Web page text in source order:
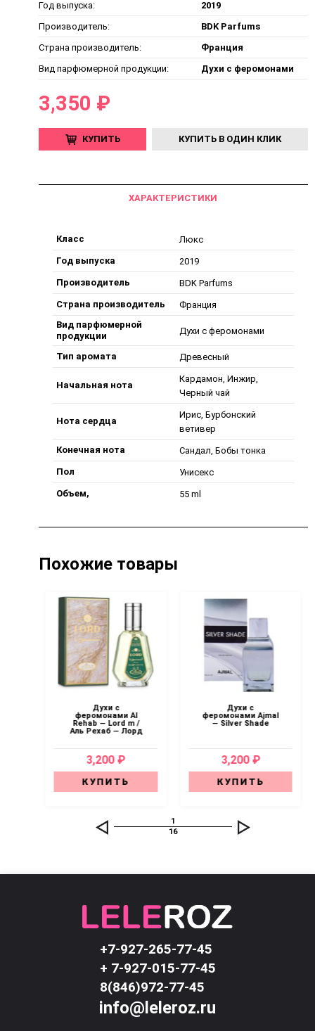
Год выпуска:
2019
Производитель:
BDK Parfums
Страна производитель:
Франция
Вид парфюмерной продукции:
Духи с феромонами
3,350 ₽
КУПИТЬ КУПИТЬ В ОДИН КЛИК
ХАРАКТЕРИСТИКИ
Класс
Люкс
Год выпуска
2019
Производитель
BDK Parfums
Страна производитель
Франция
Вид парфюмерной
продукции
Духи с феромонами
Тип аромата Древесный
Начальная нота
Кардамон, Инжир,
Черный чай
Нота сердца
Ирис, Бурбонский
ветивер
Конечная нота
Сандал, Бобы тонка
Пол
Унисекс
Объем,
55 ml
Похожие товары
Духи с
феромонами Al
Rehab — Lord m /
Аль Рехаб — Лорд
3,200 ₽
КУПИТЬ
Духи с
феромонами Ajmal
— Silver Shade
3,200 ₽
КУПИТЬ
1
16
+7-927-265-77-45
+ 7-927-015-77-45
8(846)972-77-45
info@leleroz.ru